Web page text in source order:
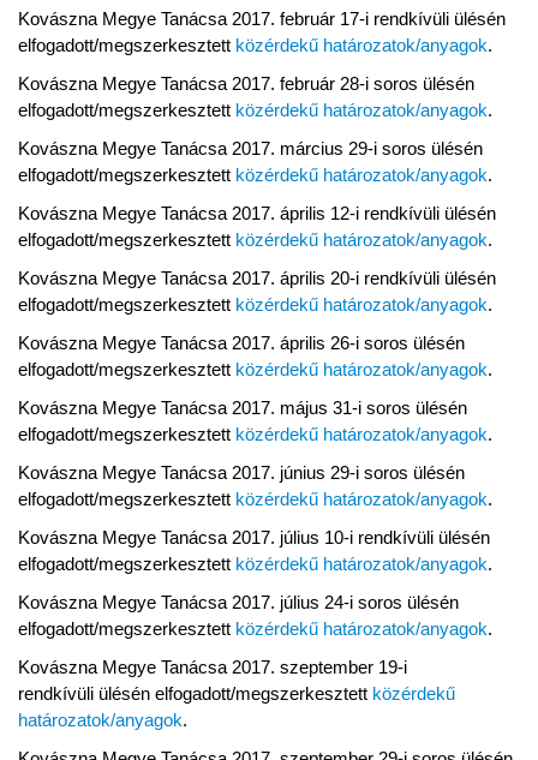
Kovászna Megye Tanácsa 2017. február 17-i rendkívüli ülésén
elfogadott/megszerkesztett közérdekű határozatok/anyagok.
Kovászna Megye Tanácsa 2017. február 28-i soros ülésén
elfogadott/megszerkesztett közérdekű határozatok/anyagok.
Kovászna Megye Tanácsa 2017. március 29-i soros ülésén
elfogadott/megszerkesztett közérdekű határozatok/anyagok.
Kovászna Megye Tanácsa 2017. április 12-i rendkívüli ülésén
elfogadott/megszerkesztett közérdekű határozatok/anyagok.
Kovászna Megye Tanácsa 2017. április 20-i rendkívüli ülésén
elfogadott/megszerkesztett közérdekű határozatok/anyagok.
Kovászna Megye Tanácsa 2017. április 26-i soros ülésén
elfogadott/megszerkesztett közérdekű határozatok/anyagok.
Kovászna Megye Tanácsa 2017. május 31-i soros ülésén
elfogadott/megszerkesztett közérdekű határozatok/anyagok.
Kovászna Megye Tanácsa 2017. június 29-i soros ülésén
elfogadott/megszerkesztett közérdekű határozatok/anyagok.
Kovászna Megye Tanácsa 2017. július 10-i rendkívüli ülésén
elfogadott/megszerkesztett közérdekű határozatok/anyagok.
Kovászna Megye Tanácsa 2017. július 24-i soros ülésén
elfogadott/megszerkesztett közérdekű határozatok/anyagok.
Kovászna Megye Tanácsa 2017. szeptember 19-i
rendkívüli ülésén elfogadott/megszerkesztett közérdekű
határozatok/anyagok.